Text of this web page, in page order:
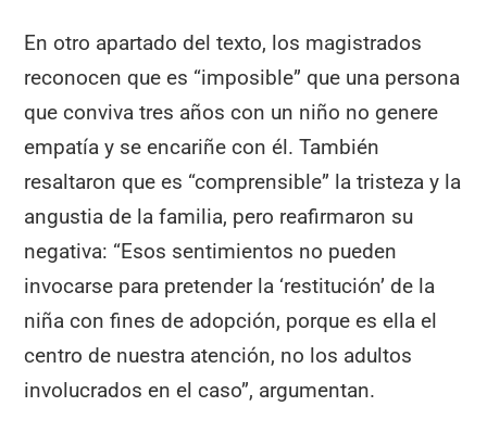
En otro apartado del texto, los magistrados
reconocen que es “imposible” que una persona
que conviva tres años con un niño no genere
empatía y se encariñe con él. También
resaltaron que es “comprensible” la tristeza y la
angustia de la familia, pero reafirmaron su
negativa: “Esos sentimientos no pueden
invocarse para pretender la ‘restitución’ de la
niña con fines de adopción, porque es ella el
centro de nuestra atención, no los adultos
involucrados en el caso”, argumentan.